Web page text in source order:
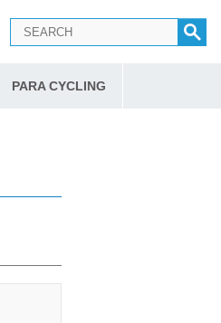
PARA CYCLING